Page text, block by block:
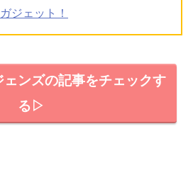
ジェット！
ンズの記事をチェックす
る▷